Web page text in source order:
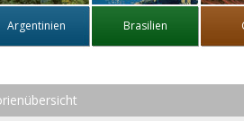
Argentinien Brasilien